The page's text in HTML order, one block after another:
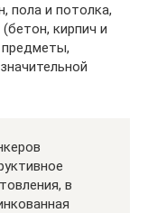
пола и потолка,
кирпич и
в